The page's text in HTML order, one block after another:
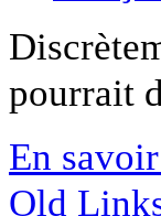
pourrait
En
Old